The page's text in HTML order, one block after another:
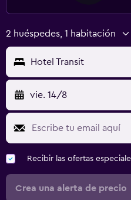
2 huéspedes, 1 habitación
Hotel Transit
vie. 14/8
Recibir las ofertas
Crea una alerta de precio